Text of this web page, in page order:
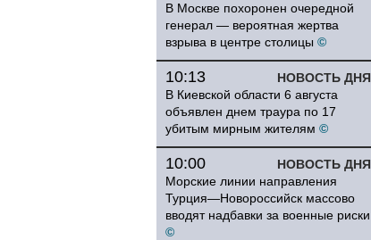
В Москве похоронен очередной
генерал — вероятная жертва
взрыва в центре столицы ©
НОВОСТЬ ДНЯ
10:13
В Киевской области 6 августа
объявлен днем траура по 17
убитым мирным жителям ©
НОВОСТЬ ДНЯ
10:00
Морские линии направления
Турция—Новороссийск массово
вводят надбавки за военные риски
©